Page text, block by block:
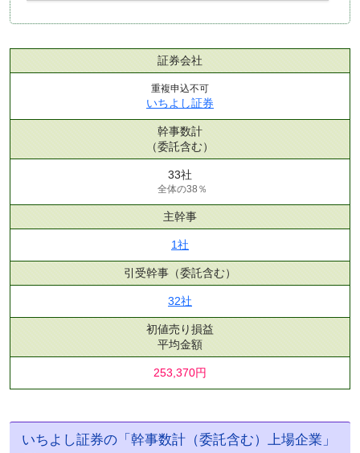
証券会社
重複申込不可
いちよし証券
幹事数計
（委託含む）
33社
全体の38％
主幹事
1社
引受幹事 （委託含む）
32社
初値売り損益
平均金額
253,370円
いちよし証券の「幹事数計（委託含む）上場企業」